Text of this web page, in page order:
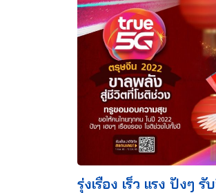
รุ่งเรือง เร็ว แรง ปังๆ